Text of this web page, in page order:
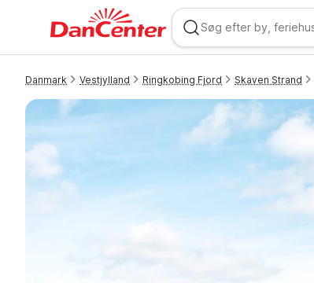
WIZARD MEMBER
Danmark Vestjylland Ringkobing Fjord Skaven Strand